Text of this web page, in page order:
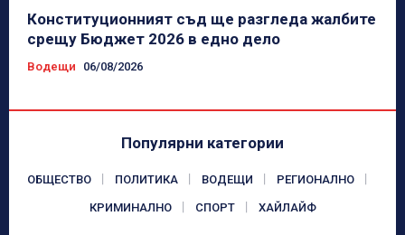
Конституционният съд ще разгледа жалбите
срещу Бюджет 2026 в едно дело
Водещи 06/08/2026
Популярни категории
ОБЩЕСТВО ПОЛИТИКА ВОДЕЩИ РЕГИОНАЛНО
КРИМИНАЛНО СПОРТ ХАЙЛАЙФ